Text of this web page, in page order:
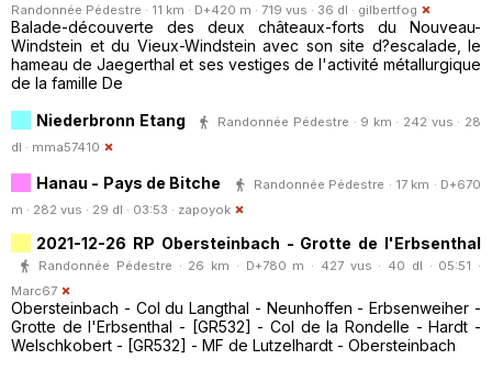
Randonnée Pédestre · 11 km · D+420 m · 719 vus · 36 dl · gilbertfog
Balade-découverte des deux châteaux-forts du Nouveau-
Windstein et du Vieux-Windstein avec son site d?escalade, le
hameau de Jaegerthal et ses vestiges de l'activité métallurgique
de la famille De
Niederbronn Etang
Randonnée Pédestre · 9 km · 242 vus · 28
dl · mma57410
Hanau - Pays de Bitche
Randonnée Pédestre · 17 km · D+670
m · 282 vus · 29 dl · 03:53 · zapoyok
2021-12-26 RP Obersteinbach - Grotte de l'Erbsenthal
Randonnée Pédestre · 26 km · D+780 m · 427 vus · 40 dl · 05:51 ·
Marc67
Obersteinbach - Col du Langthal - Neunhoffen - Erbsenweiher -
Grotte de l'Erbsenthal - [GR532] - Col de la Rondelle - Hardt -
Welschkobert - [GR532] - MF de Lutzelhardt - Obersteinbach